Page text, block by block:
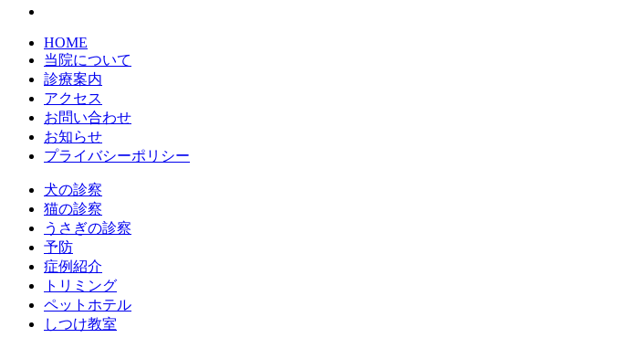
HOME
当院について
診療案内
アクセス
お問い合わせ
お知らせ
プライバシーポリシー
犬の診察
猫の診察
うさぎの診察
予防
症例紹介
トリミング
ペットホテル
しつけ教室